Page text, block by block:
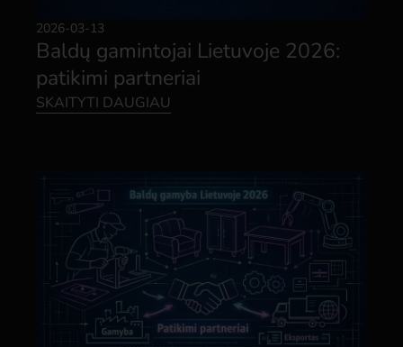
2026-03-13
Baldų gamintojai Lietuvoje 2026:
patikimi partneriai
SKAITYTI DAUGIAU